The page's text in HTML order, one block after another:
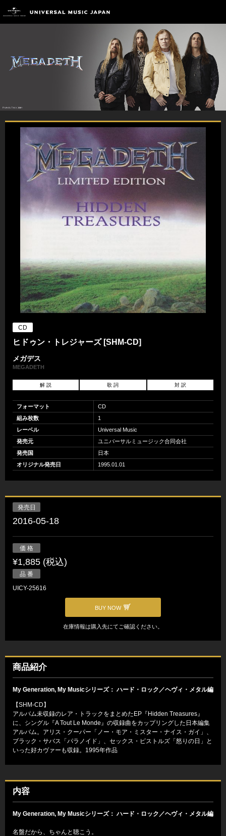
CD
ヒドゥン・トレジャーズ [SHM-CD]
メガデス
MEGADETH
解 説 歌 詞 対 訳
フォーマット
CD
組み枚数
1
レーベル
Universal Music
発売元
ユニバーサルミュージック合同会社
発売国
日本
オリジナル発売日
1995.01.01
発売日
2016-05-18
価 格
¥1,885 (税込)
品 番
UICY-25616
BUY NOW
在庫情報は購入先にてご確認ください。
商品紹介
My Generation, My Musicシリーズ： ハード・ロック／ヘヴィ・メタル編
【SHM-CD】
アルバム未収録のレア・トラックをまとめたEP『Hidden Treasures』
に、シングル『A Tout Le Monde』の収録曲をカップリングした日本編集
アルバム。アリス・クーパー「ノー・モア・ミスター・ナイス・ガイ」、
ブラック・サバス「パラノイド」、セックス・ピストルズ「怒りの日」と
いった好カヴァーも収録。1995年作品
内容
My Generation, My Musicシリーズ： ハード・ロック／ヘヴィ・メタル編
名盤だから、ちゃんと聴こう。